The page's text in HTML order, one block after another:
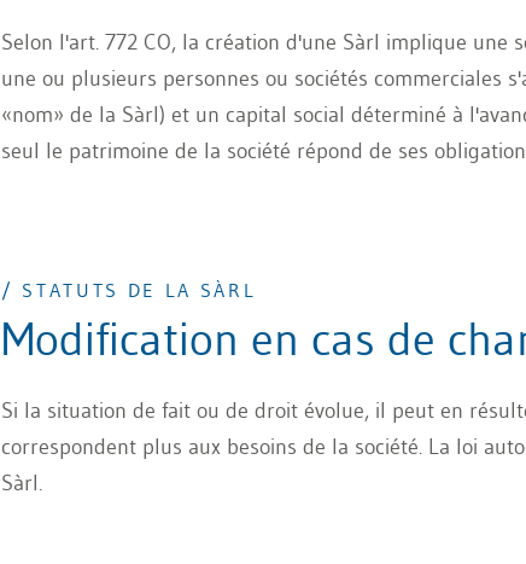
Selon l'art. 772 CO, la création d'une Sàrl implique une
une ou plusieurs personnes ou sociétés commerciales
«nom» de la Sàrl) et un capital social déterminé à
seul le patrimoine de la société répond de ses
/ STATUTS DE LA SÀRL
Modification en cas de
Si la situation de fait ou de droit évolue, il peut en
correspondent plus aux besoins de la société. La loi
Sàrl.